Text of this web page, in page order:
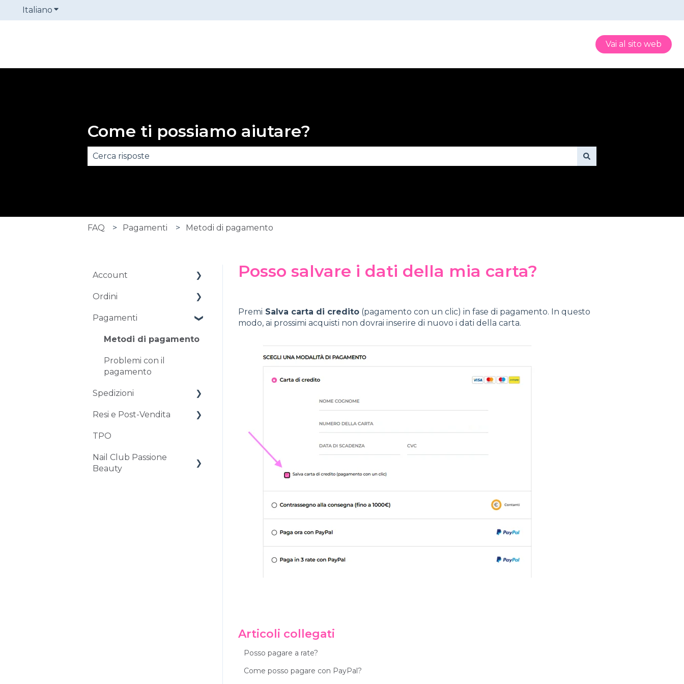
Italiano Mostra sottomenu per le traduzioni
Vai al sito web
Come ti possiamo aiutare?
FAQ Pagamenti Metodi di pagamento
Posso salvare i dati della mia carta?
Premi Salva carta di credito(pagamento con un clic) in fase di pagamento. In questo
modo, ai prossimi acquisti non dovrai inserire di nuovo i dati della carta.
Articoli collegati
Posso pagare a rate?
Come posso pagare con PayPal?
Account
Gestione dell'account
Problemi di accesso
Ordini
Ordini e chiarimenti
Modifica e
ordine
Pagamenti
Metodi di pagamento
Problemi con il
pagamento
Spedizioni
Tempistiche e costi
Problemi con la
Resi e Post-Vendita
Resi e restituzioni
Assistenza post-vendita
TPO
Nail Club Passione
Beauty